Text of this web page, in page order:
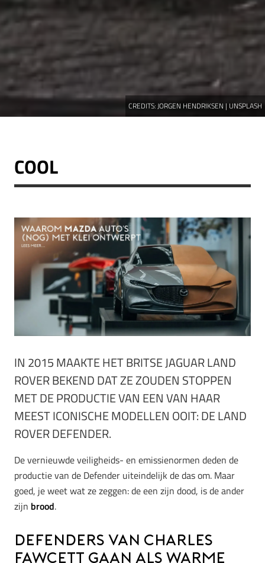
CREDITS:JORGEN HENDRIKSEN | UNSPLASH
COOL
IN 2015 MAAKTE HET BRITSE JAGUAR LAND
ROVER BEKEND DAT ZE ZOUDEN STOPPEN
MET DE PRODUCTIE VAN EEN VAN HAAR
MEEST ICONISCHE MODELLEN OOIT: DE LAND
ROVER DEFENDER.
De vernieuwde veiligheids- en emissienormen deden de
productie van de Defender uiteindelijk de das om. Maar
goed, je weet wat ze zeggen: de een zijn dood, is de ander
zijn brood.
Defenders van Charles
Fawcett gaan als warme